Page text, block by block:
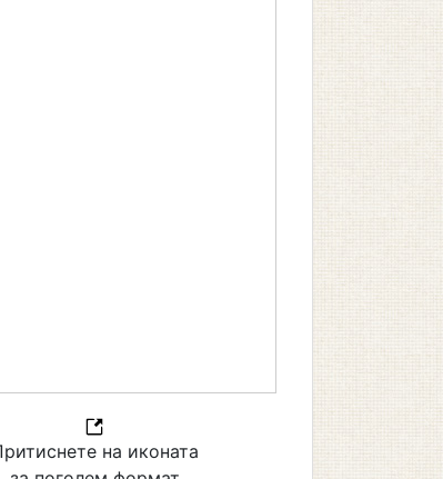
на иконата